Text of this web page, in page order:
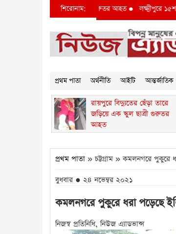
শিরোনাম:
তারে জড়িয়ে এক স্কুল ছাত্রী গুরুতর আহত●লক্ষ্মীপুরে ১৫শ’ ৬৮
প্রথম পাতা অর্থনীতি আইটি আন্তর্জাতিক
রায়পুরে বিদ্যুতের ছেঁড়া তারে
জড়িয়ে এক স্কুল ছাত্রী গুরুতর
আহত
প্রথম পাতা » চট্টগ্রাম » কমলনগরে পুকুরে
বুধবার ● ২৪ নভেম্বর ২০২১
কমলনগরে পুকুরে ধরা পড়েছে
নিজস্ব প্রতিনিধি, নিউজ এ্যাডভান্স